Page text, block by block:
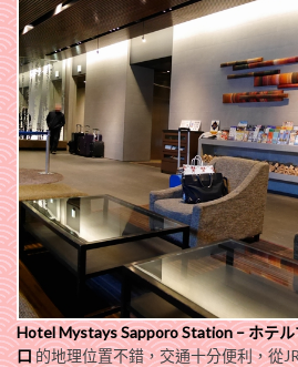
Hotel Mystays Sapporo Station – ホテ
口的地理位置不錯，交通十分便利，從